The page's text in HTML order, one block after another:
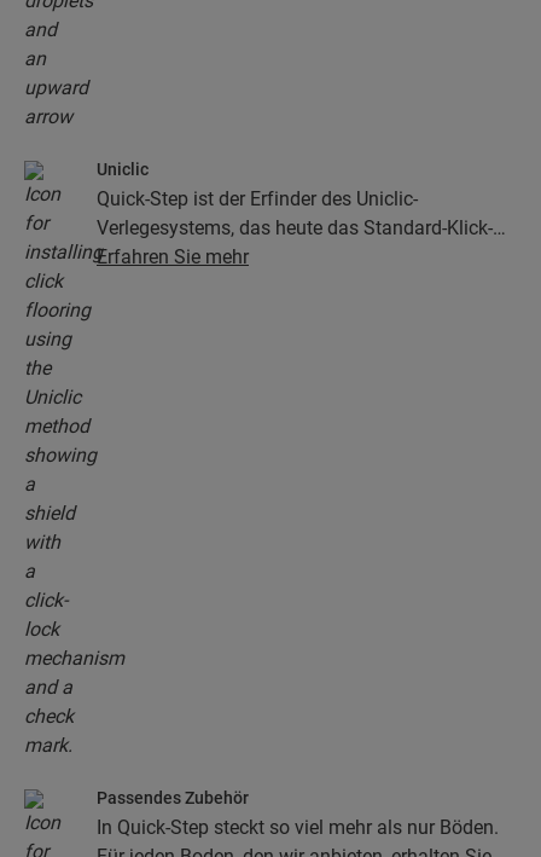
Uniclic
Quick-Step ist der Erfinder des Uniclic-
Verlegesystems, das heute das Standard-Klick-
System ist. Mit dem revolutionären und
Erfahren Sie mehr
Passendes Zubehör
In Quick-Step steckt so viel mehr als nur Böden.